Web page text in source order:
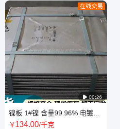
 00:26
在线交易
镍板 1#镍 含量99.96% 电镀铸
造 可裁剪 现货销售 规格齐全
￥134.00/千克